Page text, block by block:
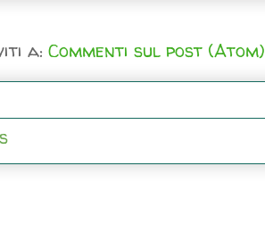
a: Commenti sul post (Atom)